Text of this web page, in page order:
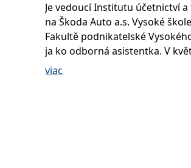
Je vedoucí Institutu účetnictví
na Škoda Auto a.s. Vysoké
Fakultě podnikatelské
ja ko odborná asistentka. V
disertační práci na téma
viac